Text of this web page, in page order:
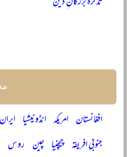
افغانستان امریکہ انڈونیشیا ایران
جنوبی افریقہ چیچنیا چین روس